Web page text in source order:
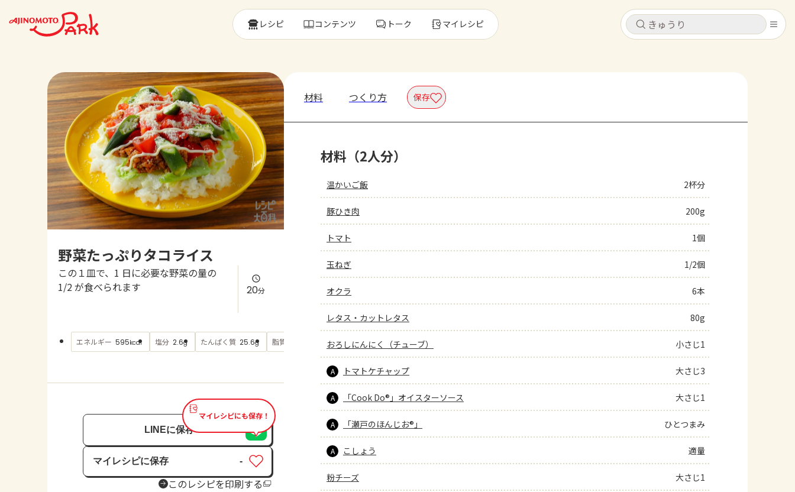
キャンセル
レシピ
トーク
よくあるお問い合わせ
AJINOMOTO PARK とは
キャンセル
レシピ コンテンツ トーク マイレシピ
野菜たっぷりタコライス
この１皿で、1 日に必要な野菜の量の
1/2 が食べられます
20分
エネルギー 595kcal 塩分 2.6g たんぱく質 25.6g 脂質 もっと見る
マイレシピにも保存！
LINEに保存
マイレシピに保存
保存済み
-
このレシピを印刷する
材料 つくり方 保存
材料（2人分）
温かいご飯 2杯分
豚ひき肉 200g
トマト 1個
玉ねぎ 1/2個
オクラ 6本
レタス・カットレタス 80g
おろしにんにく（チューブ） 小さじ1
A トマトケチャップ 大さじ3
A 「Cook Do®」オイスターソース 大さじ1
A 「瀬戸のほんじお®」 ひとつまみ
A こしょう 適量
粉チーズ 大さじ1